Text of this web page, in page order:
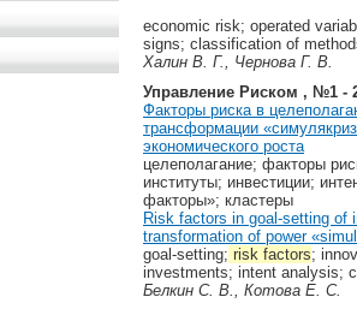
economic risk; operated
signs; classification of
Халин В. Г., Чернова Г. В.
Управление Риском , №1 -
Факторы риска в
трансформации
экономического роста
целеполагание; факторы
институты; инвестиции;
факторы»; кластеры
Risk factors in goal-setting of
transformation of power
goal-setting; risk factors;
investments; intent analysis;
Белкин С. В., Котова Е. С.